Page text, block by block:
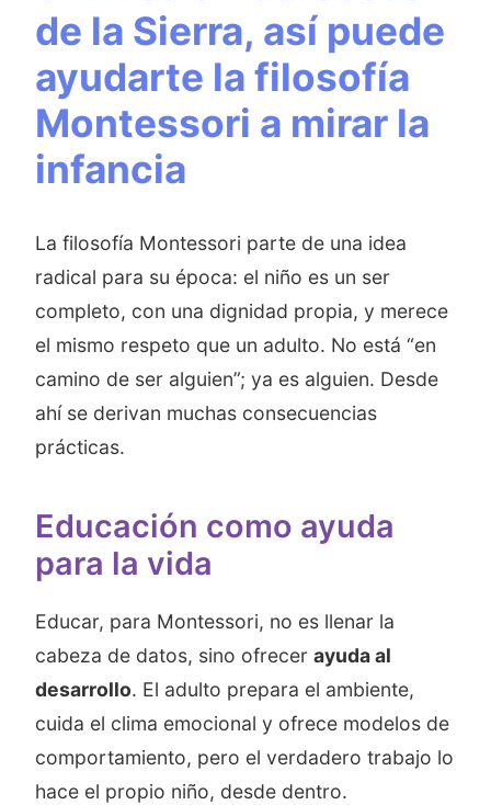
de la Sierra, así puede
ayudarte la filosofía
Montessori a mirar la
infancia
La filosofía Montessori parte de una idea
radical para su época: el niño es un ser
completo, con una dignidad propia, y merece
el mismo respeto que un adulto. No está “en
camino de ser alguien”; ya es alguien. Desde
ahí se derivan muchas consecuencias
prácticas.
Educación como ayuda
para la vida
Educar, para Montessori, no es llenar la
cabeza de datos, sino ofrecer ayuda al
desarrollo. El adulto prepara el ambiente,
cuida el clima emocional y ofrece modelos de
comportamiento, pero el verdadero trabajo lo
hace el propio niño, desde dentro.